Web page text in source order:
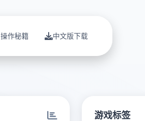
操作秘籍 中文版下载
游戏标签